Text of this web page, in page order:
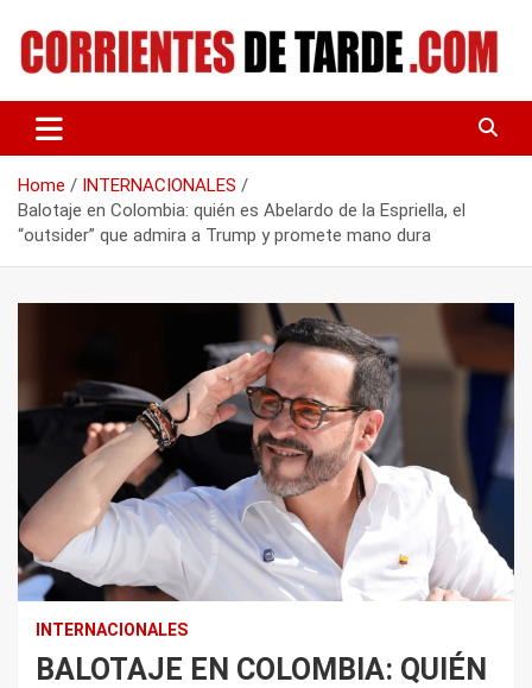
content
CORRIENTES DE TARDE
Home
INTERNACIONALES
Balotaje en Colombia: quién es Abelardo de la Espriella, el
“outsider” que admira a Trump y promete mano dura
INTERNACIONALES
BALOTAJE EN COLOMBIA: QUIÉN